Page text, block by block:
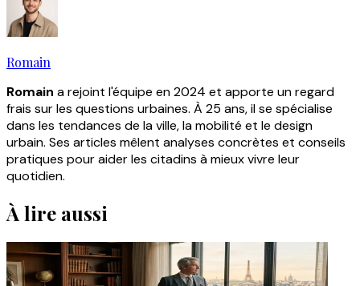
Romain
Romain a rejoint l'équipe en 2024 et apporte un regard
frais sur les questions urbaines. À 25 ans, il se spécialise
dans les tendances de la ville, la mobilité et le design
urbain. Ses articles mêlent analyses concrètes et conseils
pratiques pour aider les citadins à mieux vivre leur
quotidien.
À lire aussi